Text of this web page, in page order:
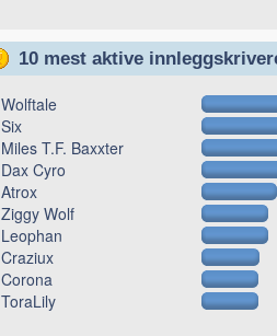
10 mest aktive
Wolftale
Six
Miles T.F. Baxxter
Dax Cyro
Atrox
Ziggy Wolf
Leophan
Craziux
Corona
ToraLily